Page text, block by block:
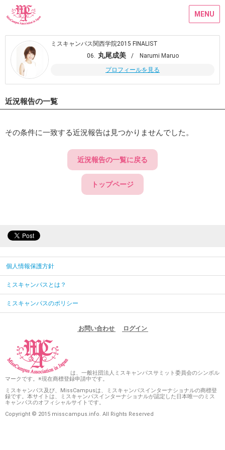
MENU
ミスキャンパス関西学院2015 FINALIST
06. 丸尾成美
/ Narumi Maruo
プロフィールを見る
近況報告の一覧
その条件に一致する近況報告は見つかりませんでした。
近況報告の一覧に戻る
トップページ
個人情報保護方針
ミスキャンパスとは？
ミスキャンパスのポリシー
お問い合わせ ログイン
は、一般社団法人ミスキャンパスサミット委員会のシンボル
マークです。※現在商標登録申請中です。
ミスキャンパス及び、MissCampusは、ミスキャンパスインターナショナルの商標登
録です。本サイトは、ミスキャンパスインターナショナルが認定した日本唯一のミス
キャンパスのオフィシャルサイトです。
Copyright © 2015 misscampus.info. All Rights Reserved